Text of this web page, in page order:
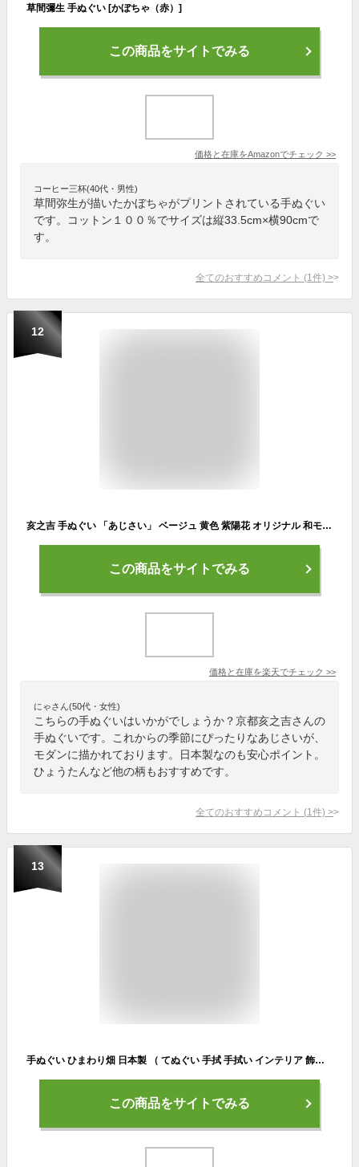
草間彌生 手ぬぐい [かぼちゃ（赤）]
この商品をサイトでみる
価格と在庫をAmazonでチェック >>
コーヒー三杯(40代・男性)
草間弥生が描いたかぼちゃがプリントされている手ぬぐい
です。コットン１００％でサイズは縦33.5cm×横90cmで
す。
全てのおすすめコメント (1 件) >
12
亥之吉 手ぬぐい 「あじさい」 ベージュ 黄色 紫陽花 オリジナル 和モダン 和柄 和雑貨 日本製 京都製 京都の染め屋 手拭い ハンカチ 布巾 プレゼント ギフト よだれかけ スタイ コットン 綿 インクジェットプリント 手作り マスク
この商品をサイトでみる
価格と在庫を楽天でチェック >>
にゃさん(50代・女性)
こちらの手ぬぐいはいかがでしょうか？京都亥之吉さんの
手ぬぐいです。これからの季節にぴったりなあじさいが、
モダンに描かれております。日本製なのも安心ポイント。
ひょうたんなど他の柄もおすすめです。
全てのおすすめコメント (1 件) >
13
手ぬぐい ひまわり畑 日本製 （ てぬぐい 手拭 手拭い インテリア 飾る 飾り 壁 壁面 おしゃれ タペストリー ハンカチ ハンドタオル ひま
この商品をサイトでみる